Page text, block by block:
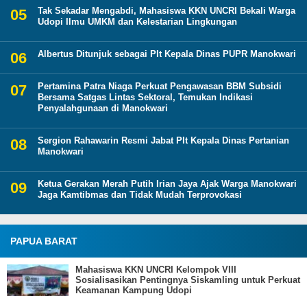
Tak Sekadar Mengabdi, Mahasiswa KKN UNCRI Bekali Warga
Udopi Ilmu UMKM dan Kelestarian Lingkungan
Albertus Ditunjuk sebagai Plt Kepala Dinas PUPR Manokwari
Pertamina Patra Niaga Perkuat Pengawasan BBM Subsidi
Bersama Satgas Lintas Sektoral, Temukan Indikasi
Penyalahgunaan di Manokwari
Sergion Rahawarin Resmi Jabat Plt Kepala Dinas Pertanian
Manokwari
Ketua Gerakan Merah Putih Irian Jaya Ajak Warga Manokwari
Jaga Kamtibmas dan Tidak Mudah Terprovokasi
PAPUA BARAT
Mahasiswa KKN UNCRI Kelompok VIII
Sosialisasikan Pentingnya Siskamling untuk Perkuat
Keamanan Kampung Udopi